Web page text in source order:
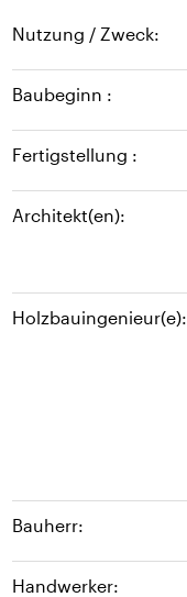
Nutzung / Zweck:
Baubeginn :
Fertigstellung :
Architekt(en):
Holzbauingenieur(e):
Bauherr:
Handwerker: